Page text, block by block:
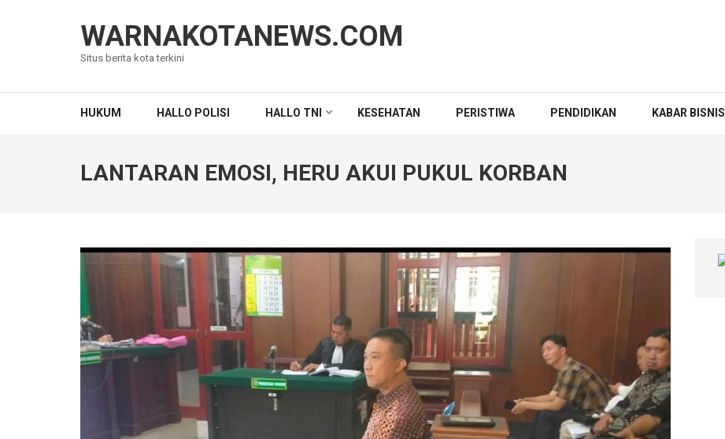
WARNAKOTANEWS.COM
Situs berita kota terkini
HUKUM HALLO POLISI HALLO TNI KESEHATAN PERISTIWA PENDIDIKAN KABAR BISNIS
LANTARAN EMOSI, HERU AKUI PUKUL KORBAN